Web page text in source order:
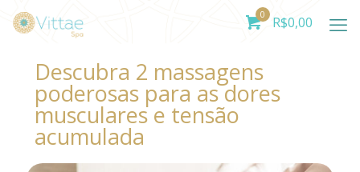
0 R$0,00
Descubra 2 massagens
poderosas para as dores
musculares e tensão
acumulada